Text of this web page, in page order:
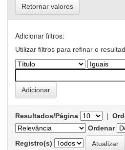
Retornar valores
Adicionar filtros:
Utilizar filtros para refinar o
Resultados/Página |
Ordenar
Registro(s)